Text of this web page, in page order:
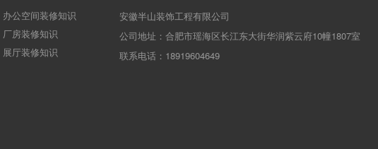
办公空间装修知识
厂房装修知识
展厅装修知识
安徽半山装饰工程有限公司
公司地址：合肥市瑶海区长江东大街华润紫云府10幢1807室
联系电话：18919604649